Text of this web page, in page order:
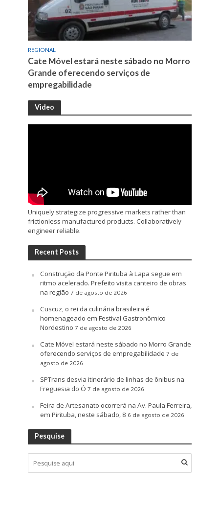
REGIONAL
Cate Móvel estará neste sábado no Morro
Grande oferecendo serviços de
empregabilidade
Video
Uniquely strategize progressive markets rather than
frictionless manufactured products. Collaboratively
engineer reliable.
Recent Posts
Construção da Ponte Pirituba à Lapa segue em
ritmo acelerado. Prefeito visita canteiro de obras
na região 7 de agosto de 2026
Cuscuz, o rei da culinária brasileira é
homenageado em Festival Gastronômico
Nordestino 7 de agosto de 2026
Cate Móvel estará neste sábado no Morro Grande
oferecendo serviços de empregabilidade 7 de
agosto de 2026
SPTrans desvia itinerário de linhas de ônibus na
Freguesia do Ó 7 de agosto de 2026
Feira de Artesanato ocorrerá na Av. Paula Ferreira,
em Pirituba, neste sábado, 8 6 de agosto de 2026
Pesquise